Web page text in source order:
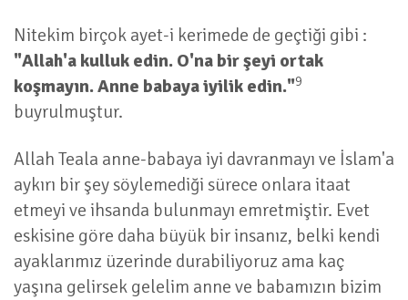
Nitekim birçok ayet-i kerimede de geçtiği gibi :
"Allah'a kulluk edin. O'na bir şeyi ortak
koşmayın. Anne babaya iyilik edin."9
buyrulmuştur.
Allah Teala anne-babaya iyi davranmayı ve İslam'a
aykırı bir şey söylemediği sürece onlara itaat
etmeyi ve ihsanda bulunmayı emretmiştir. Evet
eskisine göre daha büyük bir insanız, belki kendi
ayaklarımız üzerinde durabiliyoruz ama kaç
yaşına gelirsek gelelim anne ve babamızın bizim